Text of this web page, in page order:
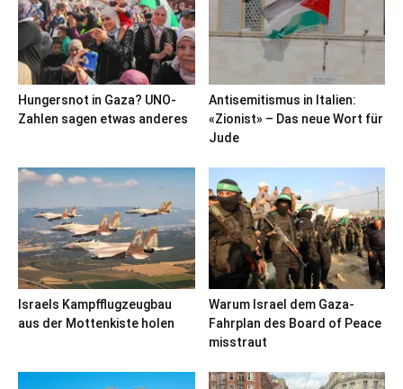
Hungersnot in Gaza? UNO-
Zahlen sagen etwas anderes
Antisemitismus in Italien:
«Zionist» – Das neue Wort für
Jude
Israels Kampfflugzeugbau
aus der Mottenkiste holen
Warum Israel dem Gaza-
Fahrplan des Board of Peace
misstraut